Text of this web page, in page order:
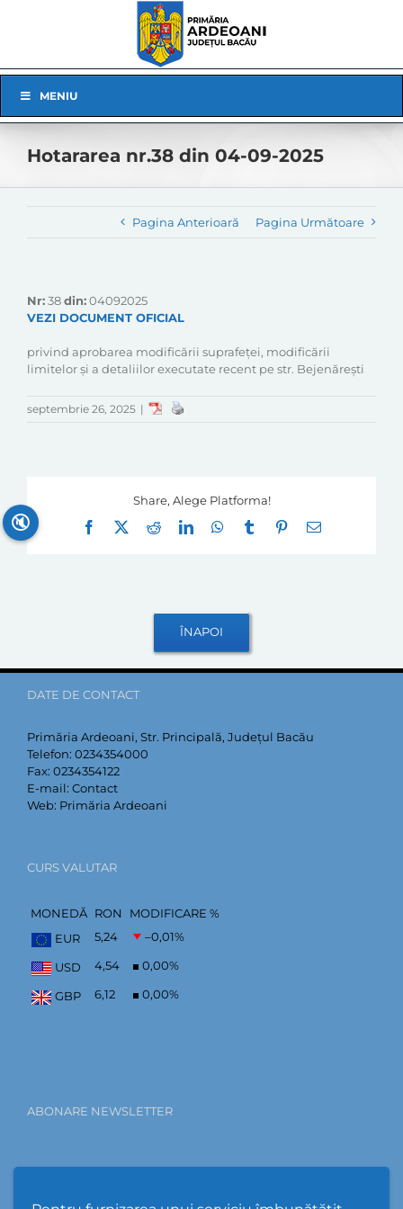
Navigation
MENIU
Hotararea nr.38 din 04-09-2025
Pagina Anterioară Pagina Următoare
Nr:38din:04092025
VEZI DOCUMENT OFICIAL
privind aprobarea modificării suprafeței, modificării
limitelor și a detaliilor executate recent pe str. Bejenărești
septembrie 26, 2025 |
Share, Alege Platforma!
Facebook
RedditLinkedInWhatsApp
Tumblr Pinterest
E-
DATE DE CONTACT
Primăria Ardeoani, Str. Principală, Județul Bacău
Telefon: 0234354000
Fax: 0234354122
E-mail: Contact
Web: Primăria Ardeoani
CURS VALUTAR
MONEDĂ RON
MODIFICARE %
EUR
5,24 –0,01%
USD 4,54 0,00%
GBP 6,12 0,00%
ABONARE NEWSLETTER
🔇